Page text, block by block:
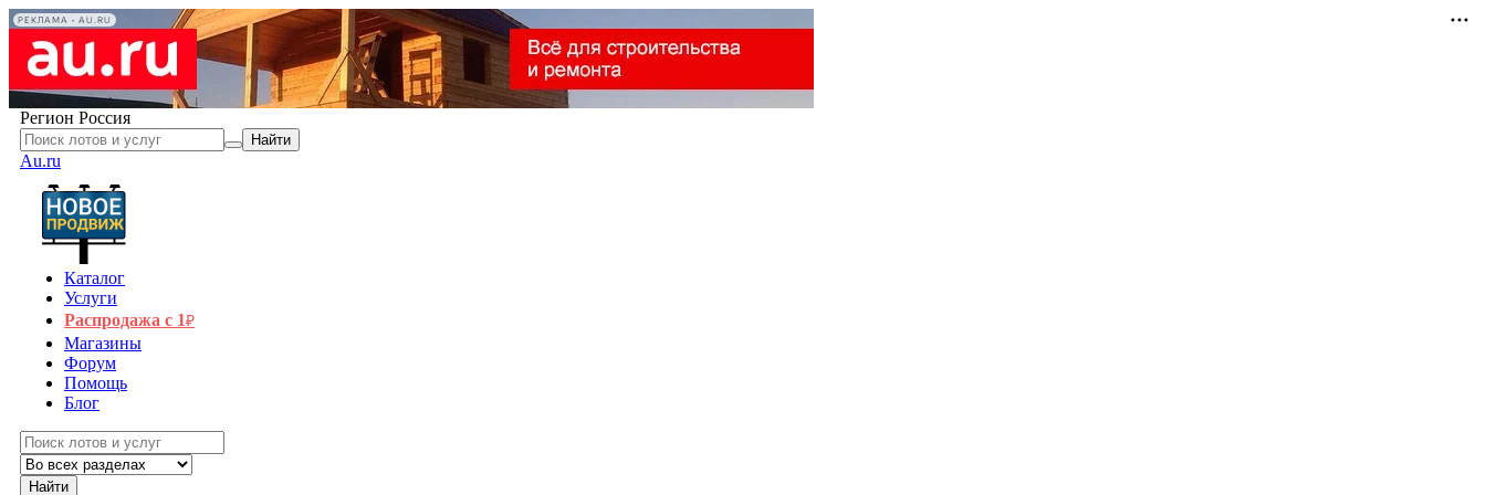
РЕКЛАМА • AU.RU
Регион Россия
Найти
Au.ru
Каталог
Услуги
Распродажа с 1₽
Магазины
Форум
Помощь
Блог
Найти